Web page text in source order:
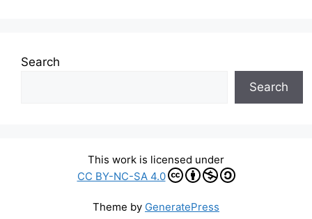
Search
Search
This work is licensed under
CC BY-NC-SA 4.0
Theme by GeneratePress